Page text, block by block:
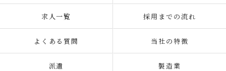
求人一覧 採用までの流れ
よくある質問 当社の特徴
派遣 製造業